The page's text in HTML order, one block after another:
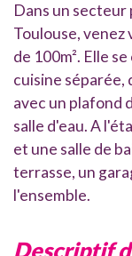
Dans un secteur
Toulouse, venez
de 100m². Elle
cuisine séparée,
avec un plafond
salle d'eau. A
et une salle de
terrasse, un
l'ensemble.
descriptif